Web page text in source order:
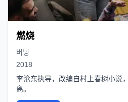
燃烧
버닝
2018
李沧东执导，改编自村上春树小说
离。